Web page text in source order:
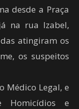
desde a Praça
na rua Izabel,
atingiram os
os suspeitos
Médico Legal, e
Homicídios e